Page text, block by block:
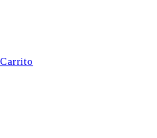
Carrito